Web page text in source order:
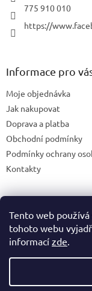
Tento web
tohoto webu
informací zde.
775 910 010
https://
Informace pro
Moje objednávka
Jak nakupovat
Doprava a platba
Obchodní podmínky
Podmínky ochrany
Kontakty